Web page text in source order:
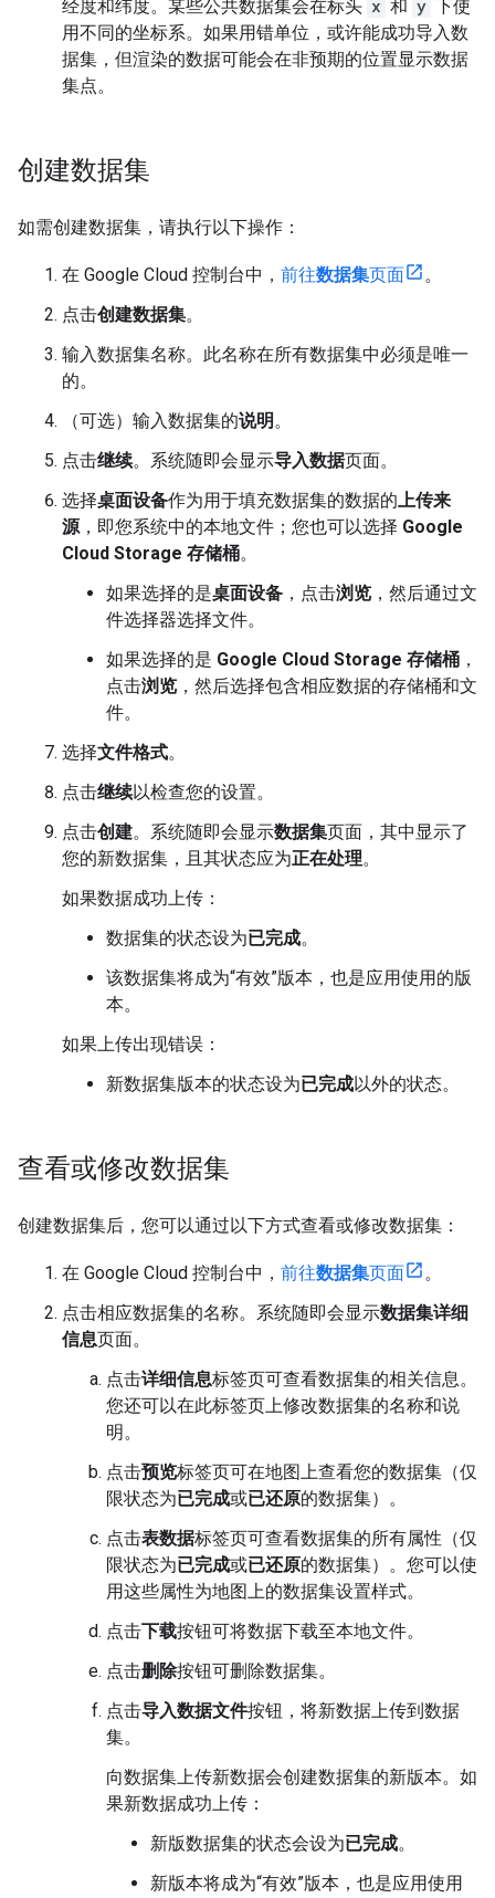
经度和纬度。某些公共数据集会在标头 x 和 y
下使
用不同的坐标系。如果用错单位，或许能成功导入数
据集，但渲染的数据可能会在非预期的位置显示数据
集点。
创建数据集
如需创建数据集，请执行以下操作：
在 Google Cloud 控制台中， 前往数据集页面
。
点击创建数据集。
输入数据集名称。此名称在所有数据集中必须是唯一
的。
（可选）输入数据集的说明。
点击继续。系统随即会显示导入数据页面。
选择桌面设备作为用于填充数据集的数据的上传来
源，即您系统中的本地文件；您也可以选择 Google
Cloud Storage 存储桶。
如果选择的是桌面设备 ，点击浏览 ，然后通过文
件选择器选择文件。
如果选择的是 Google Cloud Storage 存储桶 ，
点击浏览 ，然后选择包含相应数据的存储桶和文
件。
选择文件格式。
点击继续以检查您的设置。
点击创建。系统随即会显示数据集页面，其中显示了
您的新数据集，且其状态应为正在处理。
如果数据成功上传：
数据集的状态设为已完成。
该数据集将成为“有效”版本，也是应用使用的版
本。
如果上传出现错误：
新数据集版本的状态设为已完成以外的状态。
查看或修改数据集
创建数据集后，您可以通过以下方式查看或修改数据集：
在 Google Cloud 控制台中， 前往数据集页面
。
点击相应数据集的名称。系统随即会显示数据集详细
信息页面。
点击详细信息标签页可查看数据集的相关信息。
您还可以在此标签页上修改数据集的名称和说
明。
点击预览标签页可在地图上查看您的数据集（仅
限状态为已完成或已还原的数据集）。
点击表数据标签页可查看数据集的所有属性（仅
限状态为已完成或已还原的数据集）。您可以使
用这些属性为地图上的数据集设置样式。
点击下载按钮可将数据下载至本地文件。
点击删除按钮可删除数据集。
点击导入数据文件按钮，将新数据上传到数据
集。
向数据集上传新数据会创建数据集的新版本。如
果新数据成功上传：
新版数据集的状态会设为已完成。
新版本将成为“有效”版本，也是应用使用